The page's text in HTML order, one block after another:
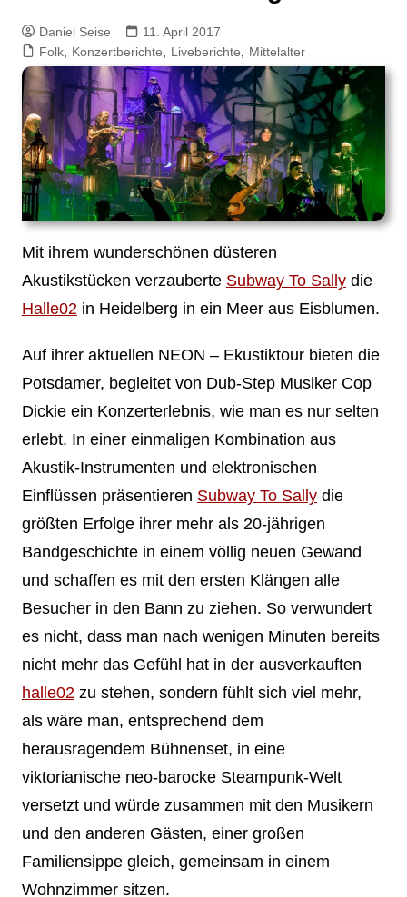
Daniel Seise
11. April 2017
Folk, Konzertberichte Liveberichte Mittelalter
Mit ihrem wunderschönen düsteren
Akustikstücken verzauberte Subway To Sallydie
Halle02 in Heidelberg in ein Meer aus Eisblumen.
Auf ihrer aktuellen NEON – Ekustiktour bieten die
Potsdamer, begleitet von Dub-Step Musiker Cop
Dickie ein Konzerterlebnis, wie man es nur selten
erlebt. In einer einmaligen Kombination aus
Akustik-Instrumenten und elektronischen
Einflüssen präsentieren Subway To Sallydie
größten Erfolge ihrer mehr als 20-jährigen
Bandgeschichte in einem völlig neuen Gewand
und schaffen es mit den ersten Klängen alle
Besucher in den Bann zu ziehen. So verwundert
es nicht, dass man nach wenigen Minuten bereits
nicht mehr das Gefühl hat in der ausverkauften
halle02 zu stehen, sondern fühlt sich viel mehr,
als wäre man, entsprechend dem
herausragendem Bühnenset, in eine
viktorianische neo-barocke Steampunk-Welt
versetzt und würde zusammen mit den Musikern
und den anderen Gästen, einer großen
Familiensippe gleich, gemeinsam in einem
Wohnzimmer sitzen.